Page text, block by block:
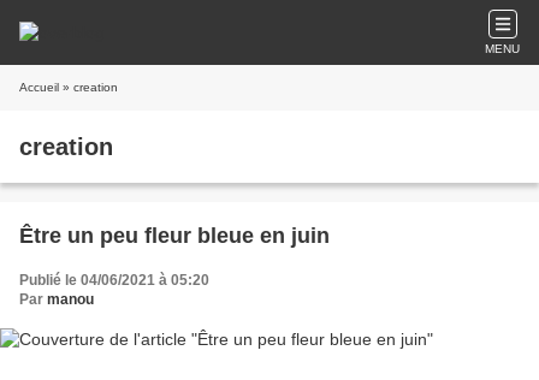
MENU
Accueil » creation
creation
Être un peu fleur bleue en juin
Publié le 04/06/2021 à 05:20
Par manou